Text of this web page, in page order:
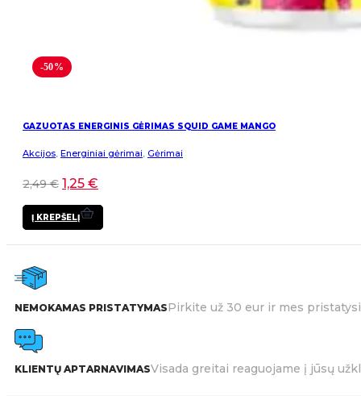
-50%
GAZUOTAS ENERGINIS GĖRIMAS SQUID GAME MANGO
Akcijos, Energiniai gėrimai, Gėrimai
2,49€ 1,25 €
Į KREPŠELĮ
NEMOKAMAS PRISTATYMASPirkite už 30 eur ir mes
KLIENTŲ APTARNAVIMASVisada greitai reaguojame į jūsų